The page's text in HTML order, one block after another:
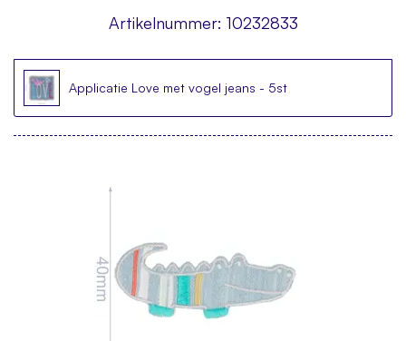
Artikelnummer: 10232833
Applicatie Love met vogel jeans - 5st